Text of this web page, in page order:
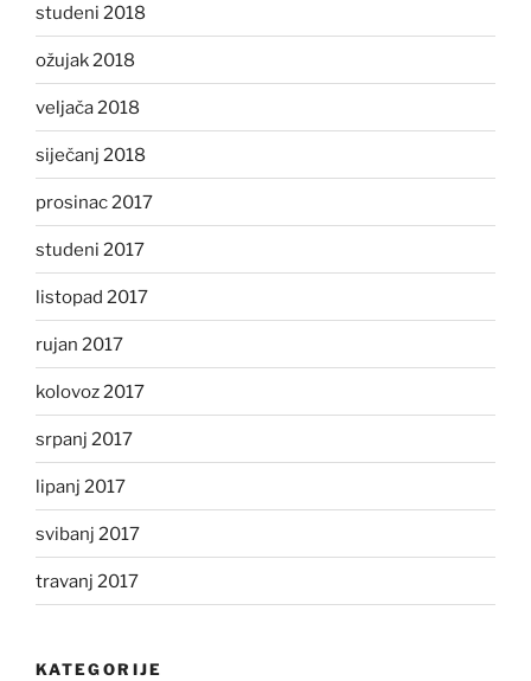
studeni 2018
ožujak 2018
veljača 2018
siječanj 2018
prosinac 2017
studeni 2017
listopad 2017
rujan 2017
kolovoz 2017
srpanj 2017
lipanj 2017
svibanj 2017
travanj 2017
KATEGORIJE